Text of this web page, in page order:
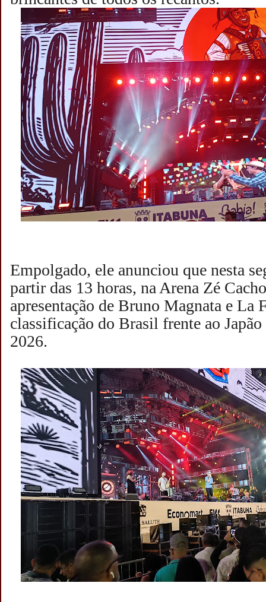
Empolgado, ele anunciou que nesta
partir das 13 horas, na Arena Zé
apresentação de Bruno Magnata e La
classificação do Brasil frente ao
2026.